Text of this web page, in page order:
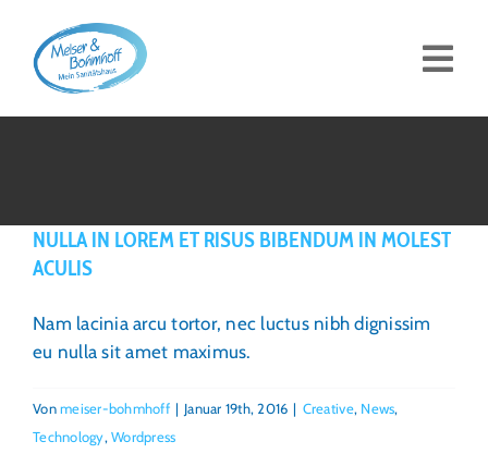
Inhalt
springen
Orthpädie-Technik
Standorte
NULLA IN LOREM ET RISUS BIBENDUM IN MOLEST
ACULIS
Nam lacinia arcu tortor, nec luctus nibh dignissim
eu nulla sit amet maximus.
Vonmeiser-bohmhoff | Januar 19th, 2016 | Creative, News,
Technology,Wordpress